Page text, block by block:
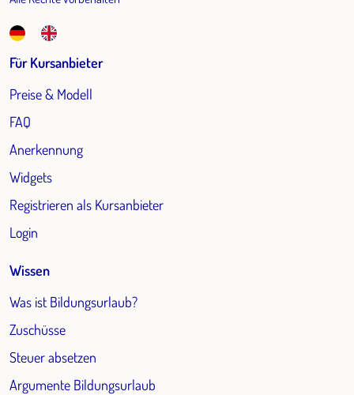
Für Kursanbieter
Preise & Modell
FAQ
Anerkennung
Widgets
Registrieren als Kursanbieter
Login
Wissen
Was ist Bildungsurlaub?
Zuschüsse
Steuer absetzen
Argumente Bildungsurlaub